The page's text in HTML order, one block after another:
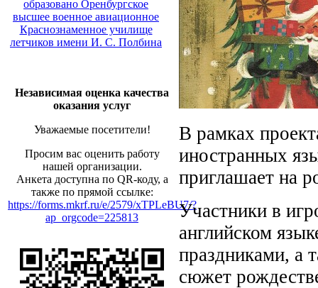
образовано Оренбургское
высшее военное авиационное
Краснознаменное училище
летчиков имени И. С. Полбина
Независимая оценка качества
оказания услуг
Уважаемые посетители!
Просим вас оценить работу
нашей организации.
Анкета доступна по QR-коду, а
также по прямой ссылке:
https://forms.mkrf.ru/e/2579/xTPLeBU7/?
ap_orgcode=225813
В рамках
иностранных
приглашает на
Участники в
английском
праздниками, а
сюжет